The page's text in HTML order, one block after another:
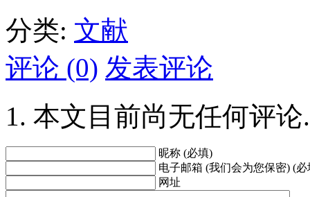
分类: 文献
评论 (0) 发表评论
本文目前尚无任何评论.
昵称 (必填)
电子邮箱 (我们会为您保密) (必
网址